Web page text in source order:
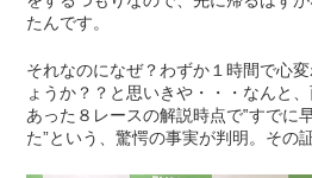
たんです。
それなのになぜ？わずか１時間で心
ょうか？？と思いきや・・・なんと
あった８レースの解説時点で‟すでに
た”という、驚愕の事実が判明。その